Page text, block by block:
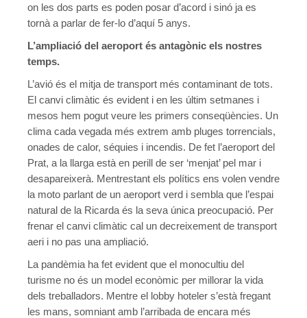
Tablas salariales del Convenio de Seguros 2018 y 2019
Conveni Col·lectiu de Caixes i Entitats d’Estalvi 2011-2014
Conveni Col·lectiu d’Establiments Financers de Crèdit 2013
Eleccions Sindicals
Pensionistes
Presentació, consultes i contacte
Quota sindical afiliació
Novetats
Coordinadora
Crisi COVID-19
on les dos parts es poden posar d’acord i sinó ja es
tornà a parlar de fer-lo d’aquí 5 anys.
L’ampliació del aeroport és antagònic els nostres
temps.
L’avió és el mitja de transport més contaminant de tots.
El canvi climàtic és evident i en les últim setmanes i
mesos hem pogut veure les primers conseqüències. Un
clima cada vegada més extrem amb pluges torrencials,
onades de calor, séquies i incendis. De fet l’aeroport del
Prat, a la llarga està en perill de ser ‘menjat’ pel mar i
desapareixerà. Mentrestant els polítics ens volen vendre
la moto parlant de un aeroport verd i sembla que l’espai
natural de la Ricarda és la seva única preocupació. Per
frenar el canvi climàtic cal un decreixement de transport
aeri i no pas una ampliació.
La pandèmia ha fet evident que el monocultiu del
turisme no és un model econòmic per millorar la vida
dels treballadors. Mentre el lobby hoteler s’està fregant
les mans, somniant amb l’arribada de encara més